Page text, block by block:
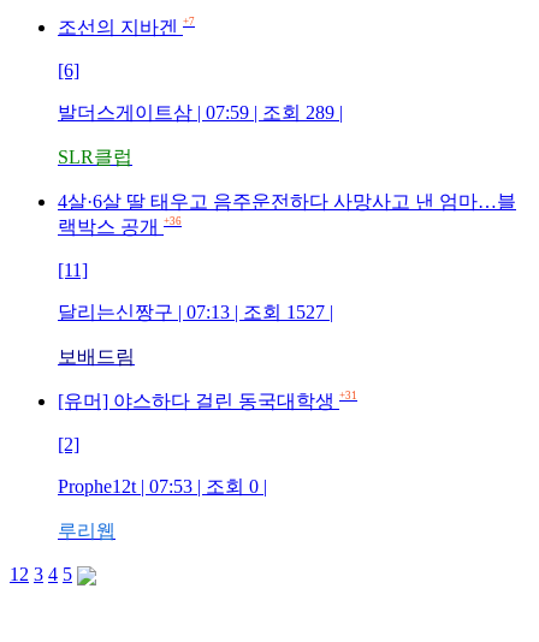
조선의 지바겐 +7
[6]
발더스게이트삼 | 07:59 | 조회 289 |
SLR클럽
4살·6살 딸 태우고 음주운전하다 사망사고 낸 엄마…블
랙박스 공개
+36
[11]
달리는신짱구 | 07:13 | 조회 1527 |
보배드림
[유머] 야스하다 걸린 동국대학생 +31
[2]
Prophe12t | 07:53 | 조회 0 |
루리웹
1 2 3 4 5